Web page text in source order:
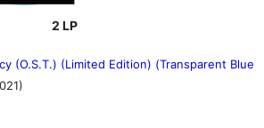
2 LP
(O.S.T.) (Limited Edition) (Transparent Blue